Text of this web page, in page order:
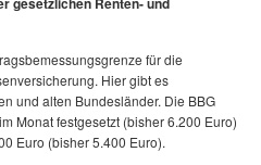
für die
Hier gibt es
und alten Bundesländer. Die BBG
Monat festgesetzt (bisher 6.200 Euro)
Euro (bisher 5.400 Euro).